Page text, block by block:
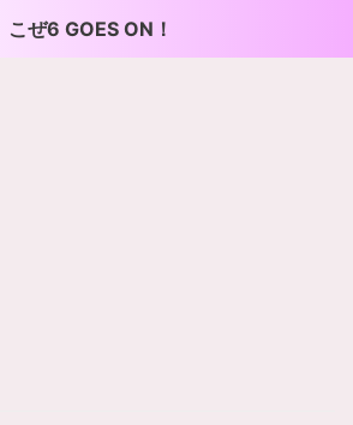
こぜ6 GOES ON！